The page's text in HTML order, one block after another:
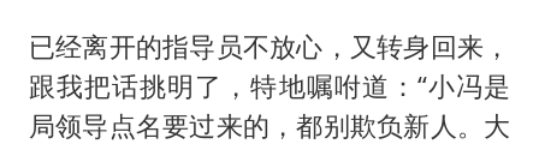
已经离开的指导员不放心，又转身回来，
跟我把话挑明了，特地嘱咐道：“小冯是
局领导点名要过来的，都别欺负新人。大